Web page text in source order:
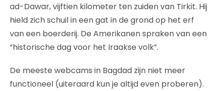
ad-Dawar, vijftien kilometer ten zuiden van Tirkit. Hij
hield zich schuil in een gat in de grond op het erf
van een boerderij. De Amerikanen spraken van een
“historische dag voor het Iraakse volk”.
De meeste webcams in Bagdad zijn niet meer
functioneel (uiteraard kun je altijd even proberen).